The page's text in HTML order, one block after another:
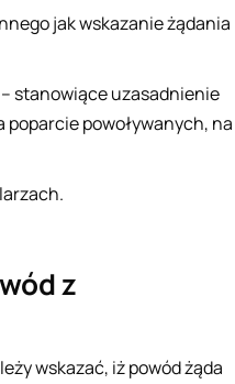
jak wskazanie żądania
stanowiące uzasadnienie
poparcie powoływanych, na
z
wskazać, iż powód żąda